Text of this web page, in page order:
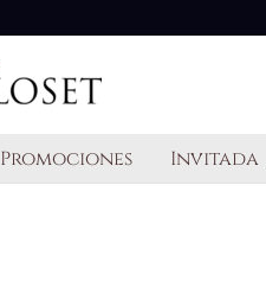
Promociones Invitada